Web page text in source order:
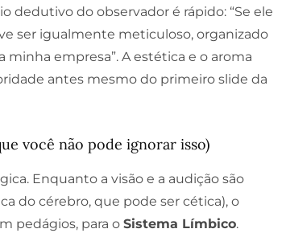
dedutivo do observador é rápido: “Se ele
ser igualmente meticuloso, organizado
empresa”. A estética e o aroma
antes mesmo do primeiro slide da
você não pode ignorar isso)
Enquanto a visão e a audição são
do cérebro, que pode ser cética), o
pedágios, para o Sistema Límbico.